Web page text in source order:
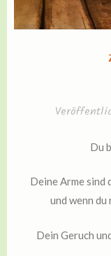
Du
Deine Arme sind
und wenn
Dein Geruch